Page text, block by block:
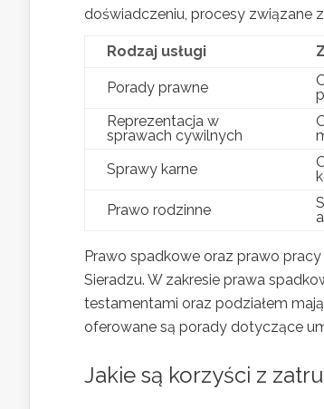
doświadczeniu, procesy związane
Rodzaj usługi
Porady prawne
Reprezentacja w
sprawach cywilnych
Sprawy karne
Prawo rodzinne
Prawo spadkowe oraz prawo
Sieradzu. W zakresie prawa
testamentami oraz podziałem
oferowane są porady dotyczące
Jakie są korzyści z